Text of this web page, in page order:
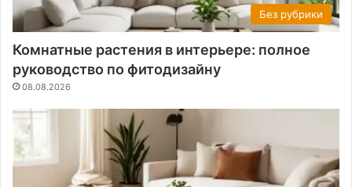
Без рубрики
Комнатные растения в интерьере: полное
руководство по фитодизайну
08.08.2026